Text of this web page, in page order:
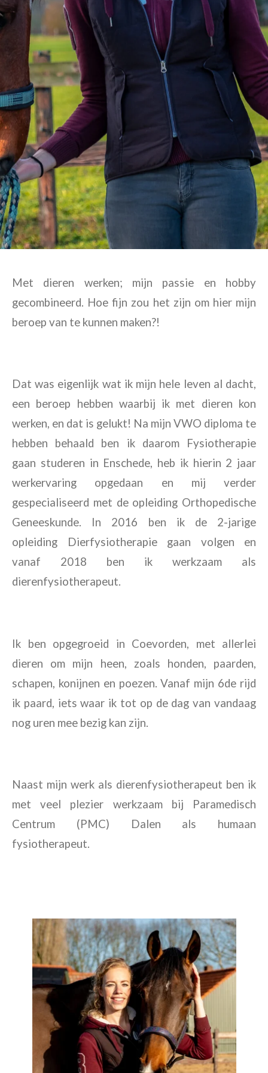
Met dieren werken; mijn passie en hobby
gecombineerd. Hoe fijn zou het zijn om hier mijn
beroep van te kunnen maken?!
Dat was eigenlijk wat ik mijn hele leven al dacht,
een beroep hebben waarbij ik met dieren kon
werken, en dat is gelukt! Na mijn VWO diploma te
hebben behaald ben ik daarom Fysiotherapie
gaan studeren in Enschede, heb ik hierin 2 jaar
werkervaring opgedaan en mij verder
gespecialiseerd met de opleiding Orthopedische
Geneeskunde. In 2016 ben ik de 2-jarige
opleiding Dierfysiotherapie gaan volgen en
vanaf 2018 ben ik werkzaam als
dierenfysiotherapeut.
Ik ben opgegroeid in Coevorden, met allerlei
dieren om mijn heen, zoals honden, paarden,
schapen, konijnen en poezen. Vanaf mijn 6de rijd
ik paard, iets waar ik tot op de dag van vandaag
nog uren mee bezig kan zijn.
Naast mijn werk als dierenfysiotherapeut ben ik
met veel plezier werkzaam bij Paramedisch
Centrum (PMC) Dalen als humaan
fysiotherapeut.